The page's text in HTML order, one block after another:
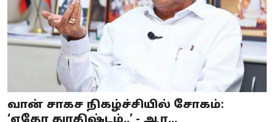
வான் சாகச நிகழ்ச்சியில் சோகம்: